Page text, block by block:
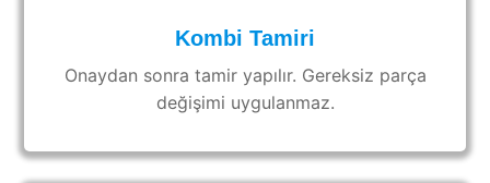
Kombi Tamiri
Onaydan sonra tamir yapılır. Gereksiz parça
değişimi uygulanmaz.